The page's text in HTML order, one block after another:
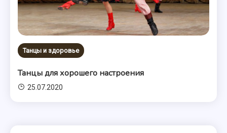
Танцы и здоровье
Танцы для хорошего настроения
25.07.2020